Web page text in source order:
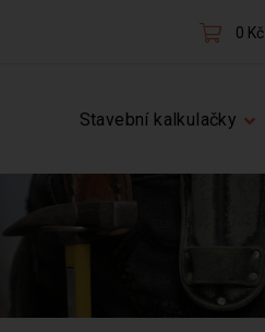
0 Kč
Stavební kalkulačky